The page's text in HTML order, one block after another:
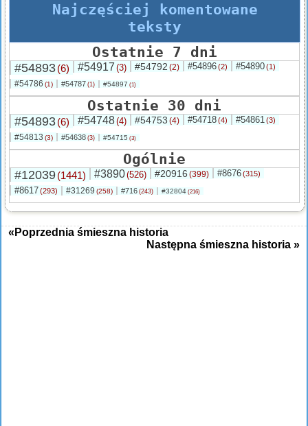
Najczęściej komentowane
teksty
Ostatnie 7 dni
#54893(6) #54917 (3) #54792 (2) #54896(2) #54890(1)
#54786 (1) #54787 (1) #54897 (1)
Ostatnie 30 dni
#54893(6) #54748(4) #54753 (4) #54718(4) #54861(3)
#54813 (3) #54638 (3) #54715 (3)
Ogólnie
#12039(1441) #3890(526) #20916 (399) #8676(315)
#8617(293) #31269 (258) #716 (243) #32804 (216)
«Poprzednia śmieszna historia
Następna śmieszna historia »